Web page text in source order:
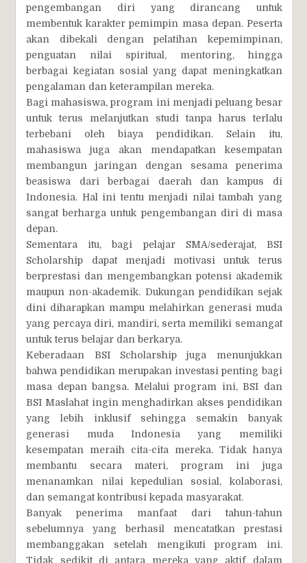
pengembangan diri yang dirancang untuk
membentuk karakter pemimpin masa depan. Peserta
akan dibekali dengan pelatihan kepemimpinan,
penguatan nilai spiritual, mentoring, hingga
berbagai kegiatan sosial yang dapat meningkatkan
pengalaman dan keterampilan mereka.
Bagi mahasiswa, program ini menjadi peluang besar
untuk terus melanjutkan studi tanpa harus terlalu
terbebani oleh biaya pendidikan. Selain itu,
mahasiswa juga akan mendapatkan kesempatan
membangun jaringan dengan sesama penerima
beasiswa dari berbagai daerah dan kampus di
Indonesia. Hal ini tentu menjadi nilai tambah yang
sangat berharga untuk pengembangan diri di masa
depan.
Sementara itu, bagi pelajar SMA/sederajat, BSI
Scholarship dapat menjadi motivasi untuk terus
berprestasi dan mengembangkan potensi akademik
maupun non-akademik. Dukungan pendidikan sejak
dini diharapkan mampu melahirkan generasi muda
yang percaya diri, mandiri, serta memiliki semangat
untuk terus belajar dan berkarya.
Keberadaan BSI Scholarship juga menunjukkan
bahwa pendidikan merupakan investasi penting bagi
masa depan bangsa. Melalui program ini, BSI dan
BSI Maslahat ingin menghadirkan akses pendidikan
yang lebih inklusif sehingga semakin banyak
generasi muda Indonesia yang memiliki
kesempatan meraih cita-cita mereka. Tidak hanya
membantu secara materi, program ini juga
menanamkan nilai kepedulian sosial, kolaborasi,
dan semangat kontribusi kepada masyarakat.
Banyak penerima manfaat dari tahun-tahun
sebelumnya yang berhasil mencatatkan prestasi
membanggakan setelah mengikuti program ini.
Tidak sedikit di antara mereka yang aktif dalam